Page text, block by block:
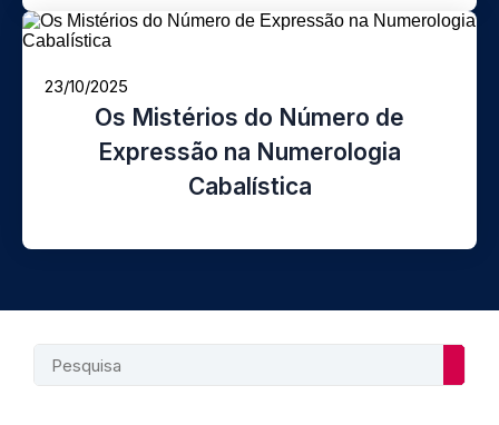
23/10/2025
Os Mistérios do Número de
Expressão na Numerologia
Cabalística